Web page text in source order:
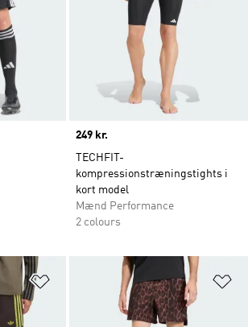
Price
249 kr.
TECHFIT-
kompressionstræningstights i
kort model
Mænd Performance
2 colours
Føj til ønskeliste